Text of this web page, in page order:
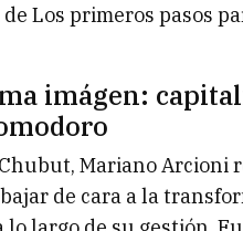
Los primeros pasos
imágen:
Mariano Arcioni
de cara a la